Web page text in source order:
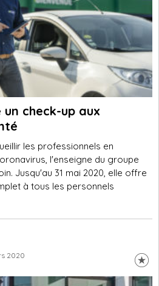
check-up aux
les professionnels en
l'enseigne du groupe
Jusqu'au 31 mai 2020, elle offre
à tous les personnels
2020